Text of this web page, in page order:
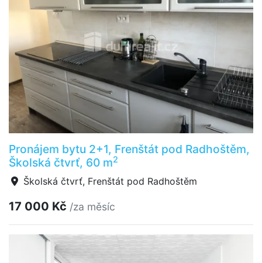
Pronájem bytu 2+1, Frenštát pod Radhoštěm,
Školská čtvrť, 60 m2
Školská čtvrť, Frenštát pod Radhoštěm
17 000 Kč /za měsíc